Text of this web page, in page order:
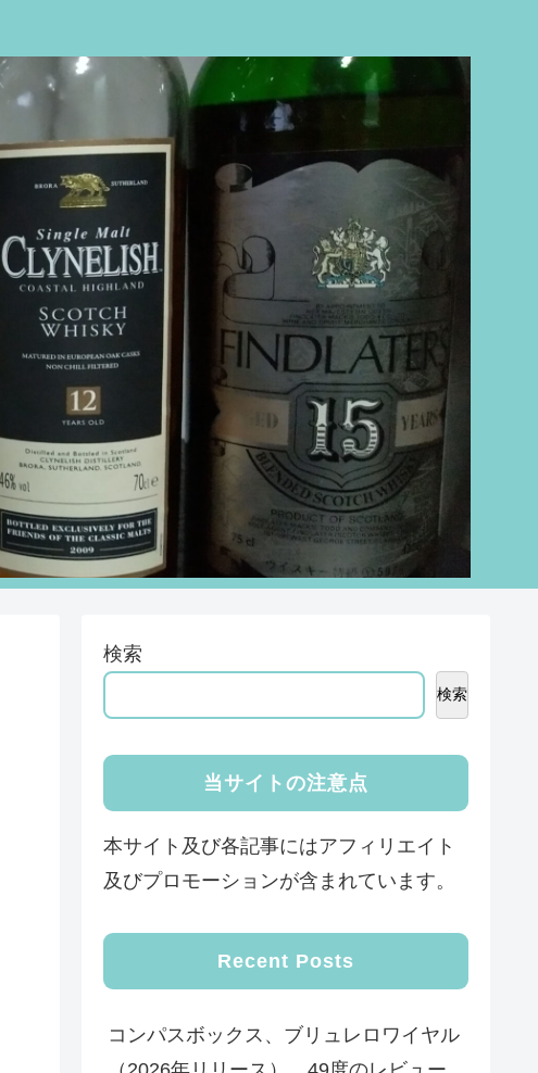
検索
検索
当サイトの注意点
本サイト及び各記事にはアフィリエイト
及びプロモーションが含まれています。
Recent Posts
コンパスボックス、ブリュレロワイヤル